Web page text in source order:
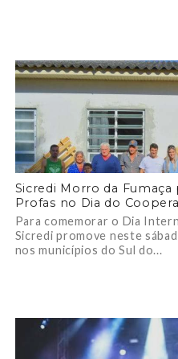
Sicredi Morro da
Profas no Dia do
Para comemorar o Dia
Sicredi promove neste
nos municípios do Sul do...